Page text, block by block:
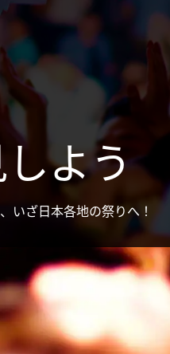
よう
いざ日本各地の祭りへ！